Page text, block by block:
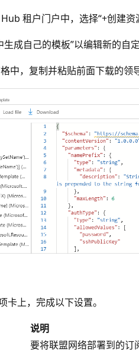
租户门户中，选择“+创建资
成自己的模板”以编辑新的自定
中，复制并粘贴前面下载的领
卡上，完成以下设置。
说明
要将联盟网络部署到的订